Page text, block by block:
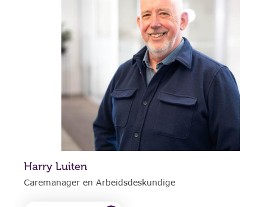
Harry Luiten
Caremanager en Arbeidsdeskundige